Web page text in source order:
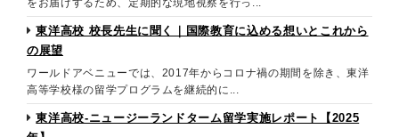
をお届けするため、定期的な現地視察を行っ...
東洋高校 校長先生に聞く｜国際教育に込める想いとこれから
の展望
ワールドアベニューでは、2017年からコロナ禍の期間を除き、東洋
高等学校様の留学プログラムを継続的に...
東洋高校-ニュージーランドターム留学実施レポート【2025